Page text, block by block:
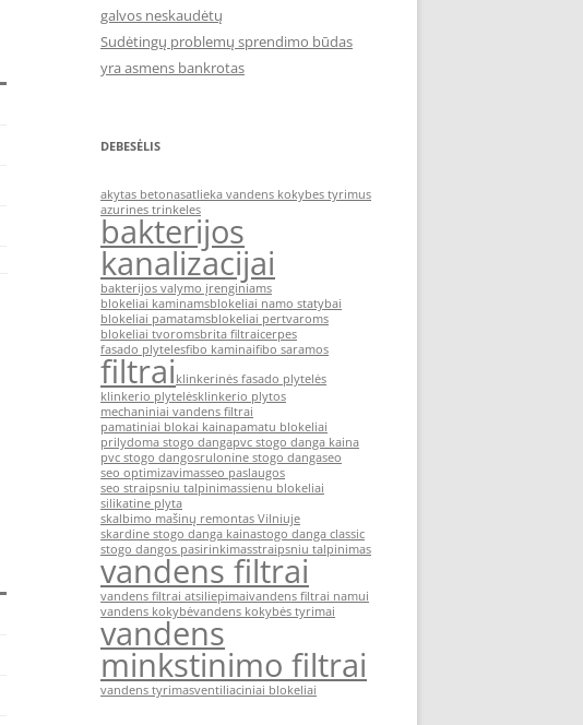
galvos neskaudėtų
Sudėtingų problemų sprendimo būdas
yra asmens bankrotas
DEBESĖLIS
akytas betonasatlieka vandens kokybes tyrimus
azurines trinkeles
bakterijos
kanalizacijai
bakterijos valymo įrenginiams
blokeliai kaminamsblokeliai namo statybai
blokeliai pamatamsblokeliai pertvaroms
blokeliai tvoromsbrita filtraicerpes
fasado plytelesfibo kaminaifibo saramos
filtrai klinkerinės fasado plytelės
klinkerio plytelėsklinkerio plytos
mechaniniai vandens filtrai
pamatiniai blokai kainapamatu blokeliai
prilydoma stogo dangapvc stogo danga kaina
pvc stogo dangosrulonine stogo dangaseo
seo optimizavimasseo paslaugos
seo straipsniu talpinimassienu blokeliai
silikatine plyta
skalbimo mašinų remontas Vilniuje
skardine stogo danga kainastogo danga classic
stogo dangos pasirinkimasstraipsniu talpinimas
vandens filtrai
vandens filtrai atsiliepimaivandens filtrai namui
vandens kokybėvandens kokybės tyrimai
vandens
minkstinimo filtrai
vandens tyrimasventiliaciniai blokeliai